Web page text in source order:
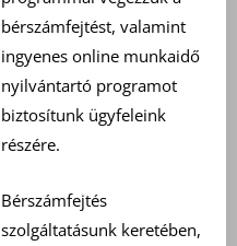
bérszámfejtést, valamint
ingyenes online munkaidő
nyilvántartó programot
biztosítunk ügyfeleink
részére.
Bérszámfejtés
szolgáltatásunk keretében,